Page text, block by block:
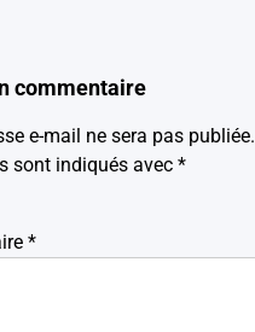
commentaire
e-mail ne sera pas publiée.
sont indiqués avec *
*